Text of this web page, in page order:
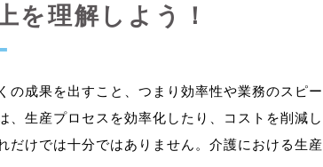
を理解しよう！
成果を出すこと、つまり効率性や業務のスピー
、生産プロセスを効率化したり、コストを削減し
だけでは十分ではありません。介護における生産